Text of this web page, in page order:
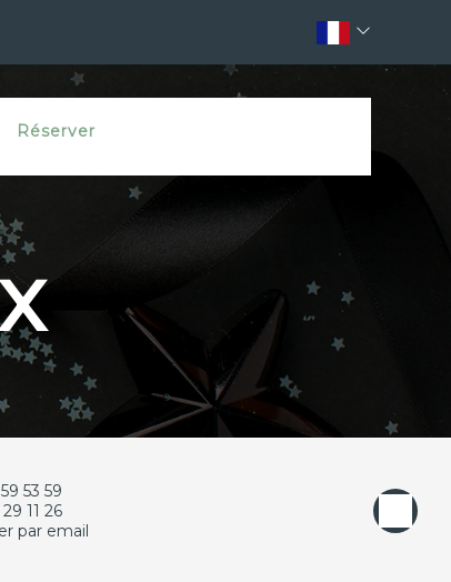
Réserver
53 59
11 26
par email